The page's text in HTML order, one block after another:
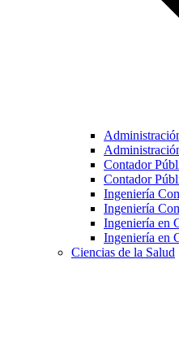
Contador
Contador
Ingeniería
Ingeniería
Ingeniería en
Ingeniería en
Ciencias de la Salud